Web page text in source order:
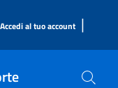
Accedi al tuo account |